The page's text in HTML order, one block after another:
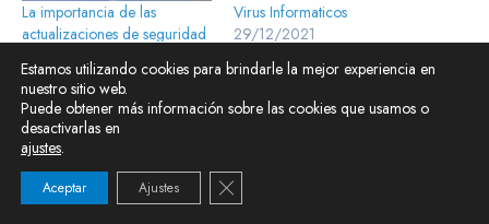
La importancia de las
actualizaciones de seguridad
18/08/2020
En «Tecnología»
Virus Informaticos
29/12/2021
En «Tecnología»
Estamos utilizando cookies para brindarle la mejor experiencia en
nuestro sitio web.
Puede obtener más información sobre las cookies que usamos o
desactivarlas en
ajustes.
Aceptar Ajustes Cerrar el banner de cookies RGPD